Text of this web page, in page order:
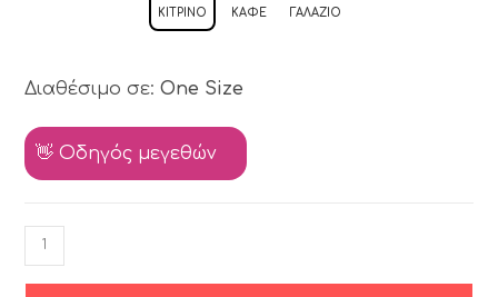
ΚΊΤΡΙΝΟ ΚΑΦΈ ΓΑΛΆΖΙΟ
Διαθέσιμο σε:One Size
👋 Οδηγός μεγεθών